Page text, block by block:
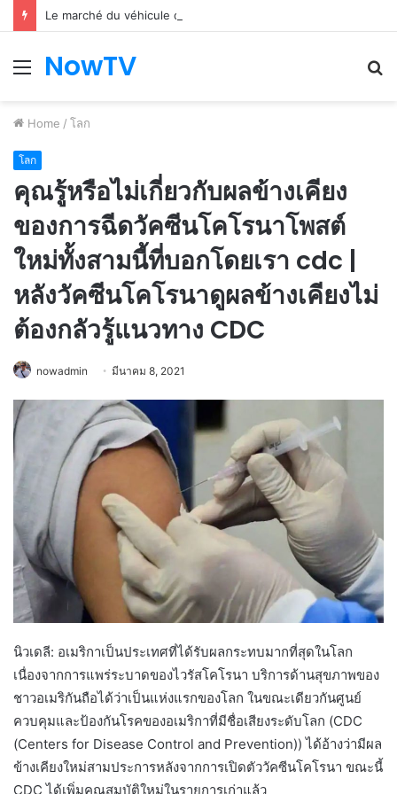
Le marché du véhicule d’occasion en plein essor
Menu
NowTV
Home / โลก
โลก
คุณรู้หรือไม่เกี่ยวกับผลข้างเคียง
ของการฉีดวัคซีนโคโรนาโพสต์
ใหม่ทั้งสามนี้ที่บอกโดยเรา cdc |
หลังวัคซีนโคโรนาดูผลข้างเคียงไม่
ต้องกลัวรู้แนวทาง CDC
nowadmin มีนาคม 8, 2021
นิวเดลี: อเมริกาเป็นประเทศที่ได้รับผลกระทบมากที่สุดในโลก
เนื่องจากการแพร่ระบาดของไวรัสโคโรนา บริการด้านสุขภาพของ
ชาวอเมริกันถือได้ว่าเป็นแห่งแรกของโลก ในขณะเดียวกันศูนย์
ควบคุมและป้องกันโรคของอเมริกาที่มีชื่อเสียงระดับโลก (CDC
(Centers for Disease Control and Prevention)) ได้อ้างว่ามีผล
ข้างเคียงใหม่สามประการหลังจากการเปิดตัววัคซีนโคโรนา ขณะนี้
CDC ได้เพิ่มคุณสมบัติใหม่ในรายการเก่าแล้ว